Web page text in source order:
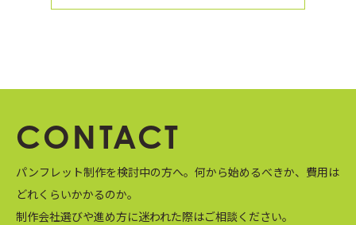
CONTACT
パンフレット制作を検討中の方へ。 何から始めるべきか、費用は
どれくらいかかるのか。
制作会社選びや進め方に迷われた際はご相談ください。